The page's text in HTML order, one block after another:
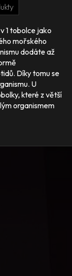
1 tobolce jako
mořského
dodáte až
Díky tomu se
U
které z větší
organismem